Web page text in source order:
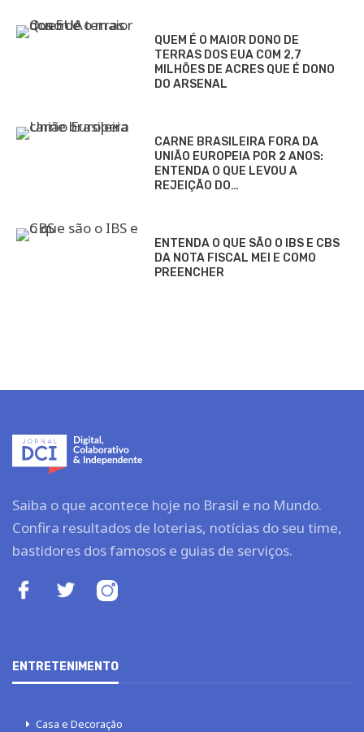
QUEM É O MAIOR DONO DE
TERRAS DOS EUA COM 2,7
MILHÕES DE ACRES QUE É DONO
DO ARSENAL
CARNE BRASILEIRA FORA DA
UNIÃO EUROPEIA POR 2 ANOS:
ENTENDA O QUE LEVOU A
REJEIÇÃO DO…
ENTENDA O QUE SÃO O IBS E CBS
DA NOTA FISCAL MEI E COMO
PREENCHER
Saiba o que acontece hoje no Brasil e no Mundo.
Confira resultados de loterias, notícias do seu time,
bastidores dos famosos e guias de serviços.
ENTRETENIMENTO
Casa e Decoração